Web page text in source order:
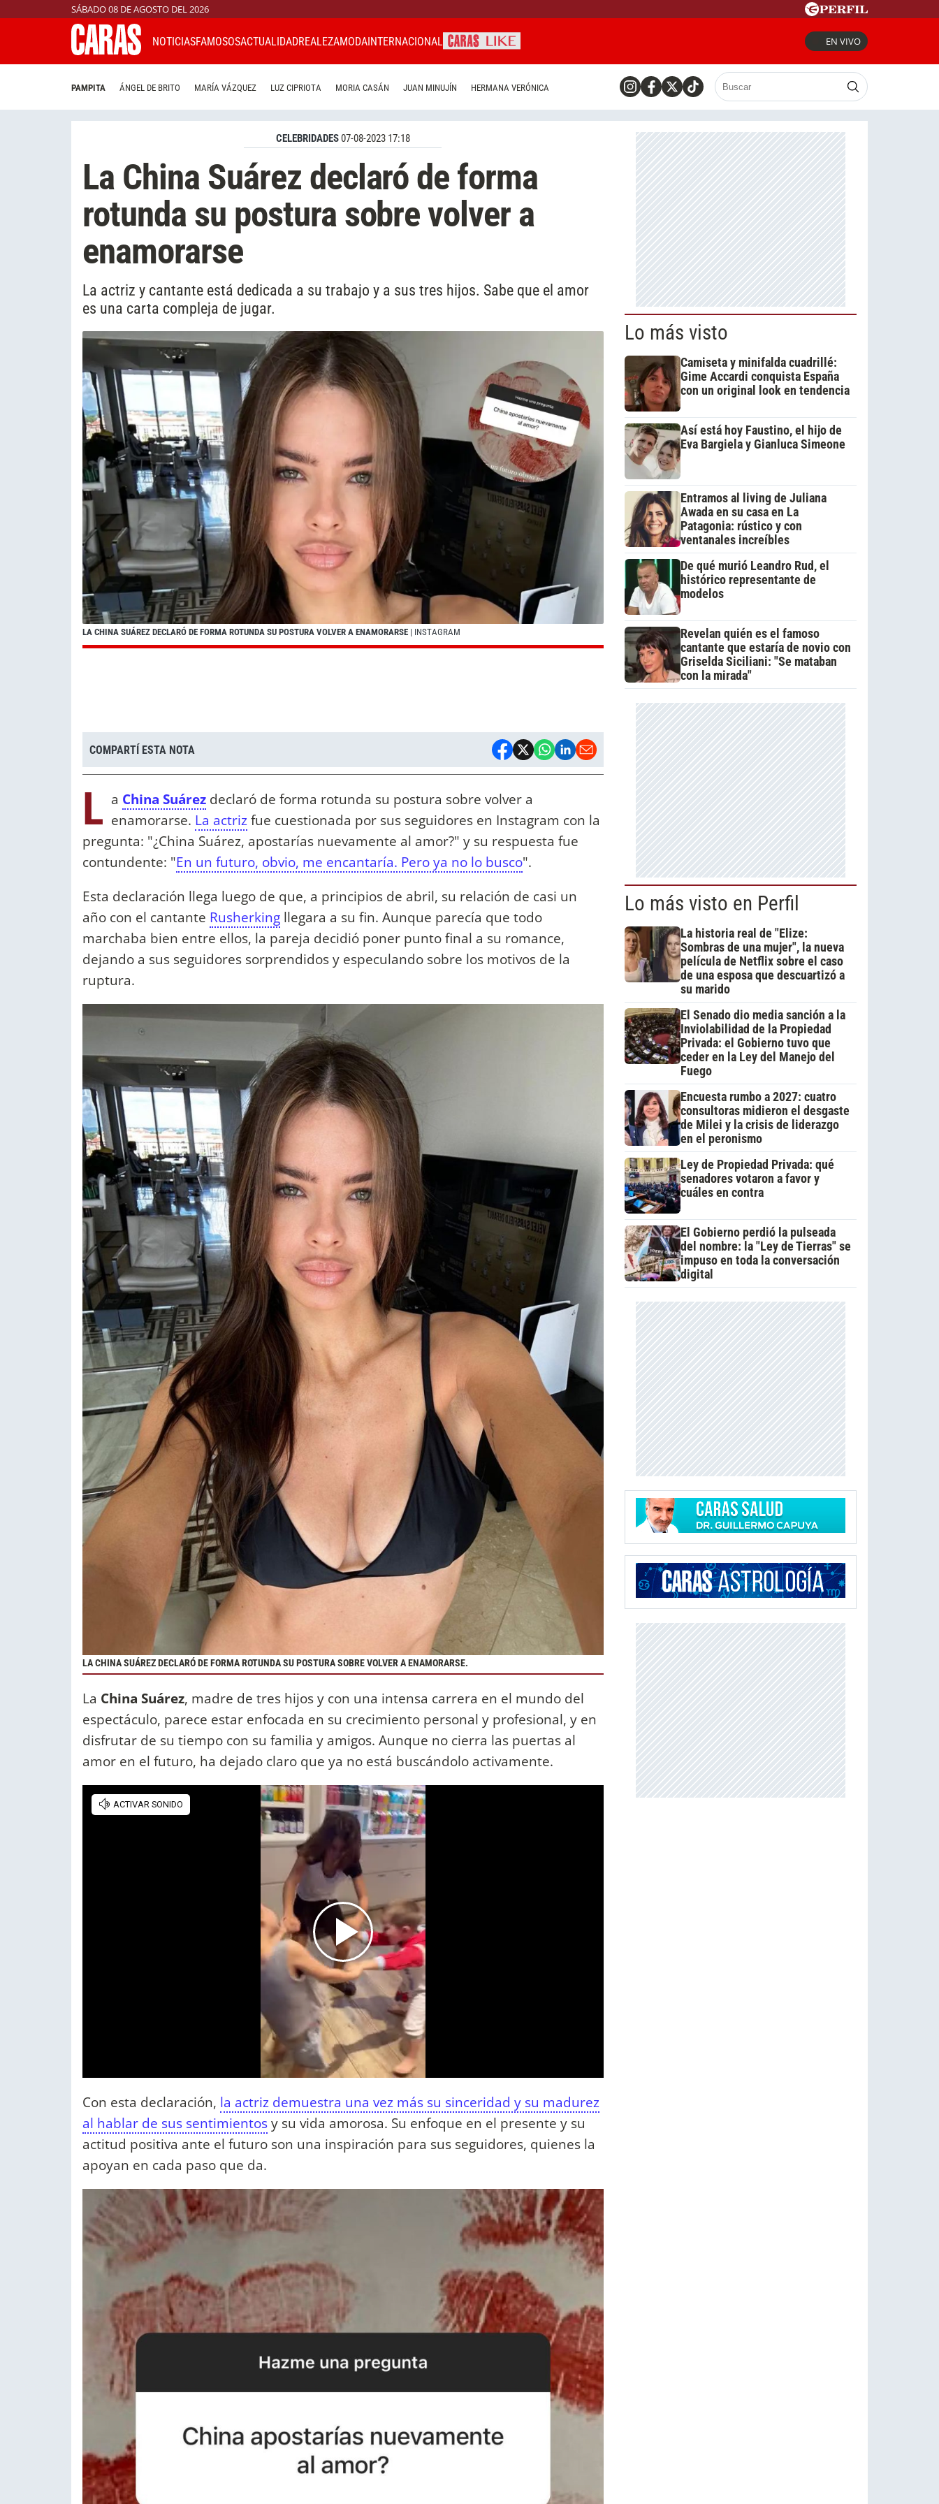
SÁBADO 08 DE AGOSTO DEL 2026
NOTICIASFAMOSOSACTUALIDADREALEZAMODAINTERNACIONAL EN VIVO
PAMPITA ÁNGEL DE BRITO MARÍA VÁZQUEZ LUZ CIPRIOTA MORIA CASÁN JUAN MINUJÍN HERMANA VERÓNICA
CELEBRIDADES07-08-2023 17:18
La China Suárez declaró de forma
rotunda su postura sobre volver a
enamorarse
La actriz y cantante está dedicada a su trabajo y a sus tres hijos. Sabe que el amor
es una carta compleja de jugar.
LA CHINA SUÁREZ DECLARÓ DE FORMA ROTUNDA SU POSTURA VOLVER A ENAMORARSE | INSTAGRAM
COMPARTÍ ESTA NOTA
L a China Suárez declaró de forma rotunda su postura sobre volver a
enamorarse. La actrizfue cuestionada por sus seguidores en Instagram con la
pregunta: "¿China Suárez, apostarías nuevamente al amor?" y su respuesta fue
contundente: "En un futuro, obvio, me encantaría. Pero ya no lo busco".
Esta declaración llega luego de que, a principios de abril, su relación de casi un
año con el cantante Rusherking llegara a su fin. Aunque parecía que todo
marchaba bien entre ellos, la pareja decidió poner punto final a su romance,
dejando a sus seguidores sorprendidos y especulando sobre los motivos de la
ruptura.
LA CHINA SUÁREZ DECLARÓ DE FORMA ROTUNDA SU POSTURA SOBRE VOLVER A ENAMORARSE.
La China Suárez, madre de tres hijos y con una intensa carrera en el mundo del
espectáculo, parece estar enfocada en su crecimiento personal y profesional, y en
disfrutar de su tiempo con su familia y amigos. Aunque no cierra las puertas al
amor en el futuro, ha dejado claro que ya no está buscándolo activamente.
Con esta declaración, la actriz demuestra una vez más su sinceridad y su madurez
al hablar de sus sentimientosy su vida amorosa. Su enfoque en el presente y su
actitud positiva ante el futuro son una inspiración para sus seguidores, quienes la
apoyan en cada paso que da.
Lo más visto
Camiseta y minifalda cuadrillé:
Gime Accardi conquista España
con un original look en tendencia
Así está hoy Faustino, el hijo de
Eva Bargiela y Gianluca Simeone
Entramos al living de Juliana
Awada en su casa en La
Patagonia: rústico y con
ventanales increíbles
De qué murió Leandro Rud, el
histórico representante de
modelos
Revelan quién es el famoso
cantante que estaría de novio con
Griselda Siciliani: "Se mataban
con la mirada"
Lo más visto en Perfil
La historia real de "Elize:
Sombras de una mujer", la nueva
película de Netflix sobre el caso
de una esposa que descuartizó a
su marido
El Senado dio media sanción a la
Inviolabilidad de la Propiedad
Privada: el Gobierno tuvo que
ceder en la Ley del Manejo del
Fuego
Encuesta rumbo a 2027: cuatro
consultoras midieron el desgaste
de Milei y la crisis de liderazgo
en el peronismo
Ley de Propiedad Privada: qué
senadores votaron a favor y
cuáles en contra
El Gobierno perdió la pulseada
del nombre: la "Ley de Tierras" se
impuso en toda la conversación
digital